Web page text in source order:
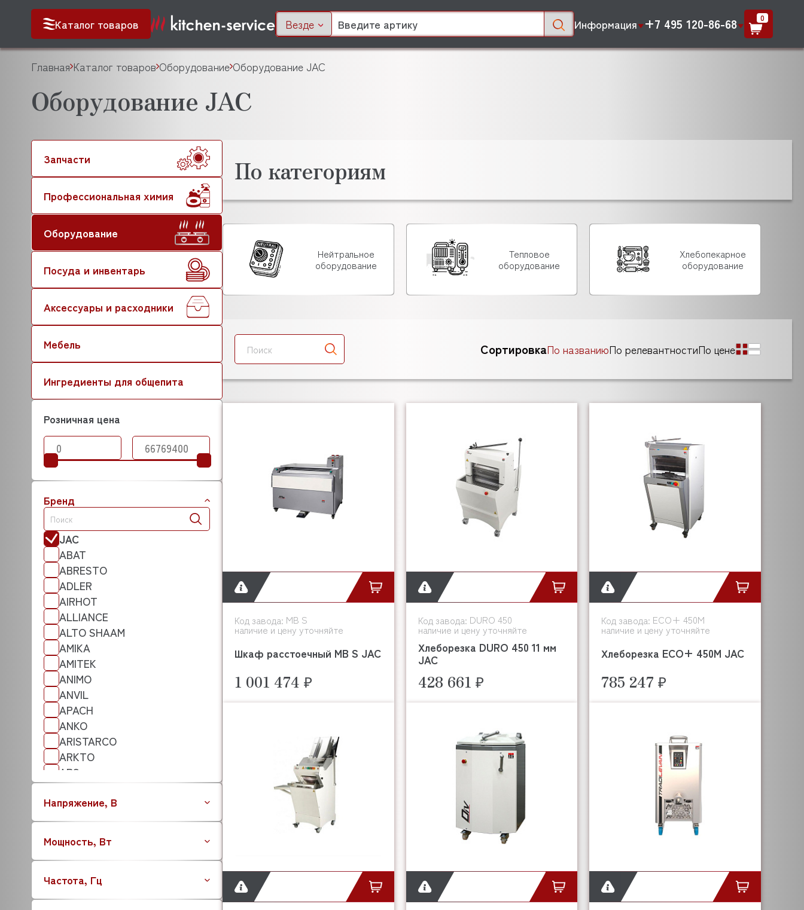
Каталог товаров Везде Информация +7 495 120-86-68 0
Главная Каталог товаров Оборудование Оборудование JAC
Оборудование JAC
Запчасти
Профессиональная химия
Оборудование
Посуда и инвентарь
Аксессуары и расходники
Мебель
Ингредиенты для общепита
Розничная цена
Бренд
JAC
ABAT
ABRESTO
ADLER
AIRHOT
ALLIANCE
ALTO SHAAM
AMIKA
AMITEK
ANIMO
ANVIL
APACH
ANKO
ARISTARCO
ARKTO
APS
ATA
ATESY (АТЕСИ)
ATOLLSPEED
BASSANINA
BEAR VARIMIXER
BECKERS
BERTOS
Напряжение, В
Мощность, Вт
Частота, Гц
По категориям
Нейтральное
оборудование
Тепловое
оборудование
Хлебопекарное
оборудование
СортировкаПо названиюПо релевантностиПо цене
Код завода: MB S
наличие и цену уточняйте
Шкаф расстоечный MB S JAC
1 001 474 ₽
Код завода: DURO 450
наличие и цену уточняйте
Хлеборезка DURO 450 11 мм
JAC
428 661 ₽
Код завода: ECO+ 450M
наличие и цену уточняйте
Хлеборезка ECO+ 450M JAC
785 247 ₽